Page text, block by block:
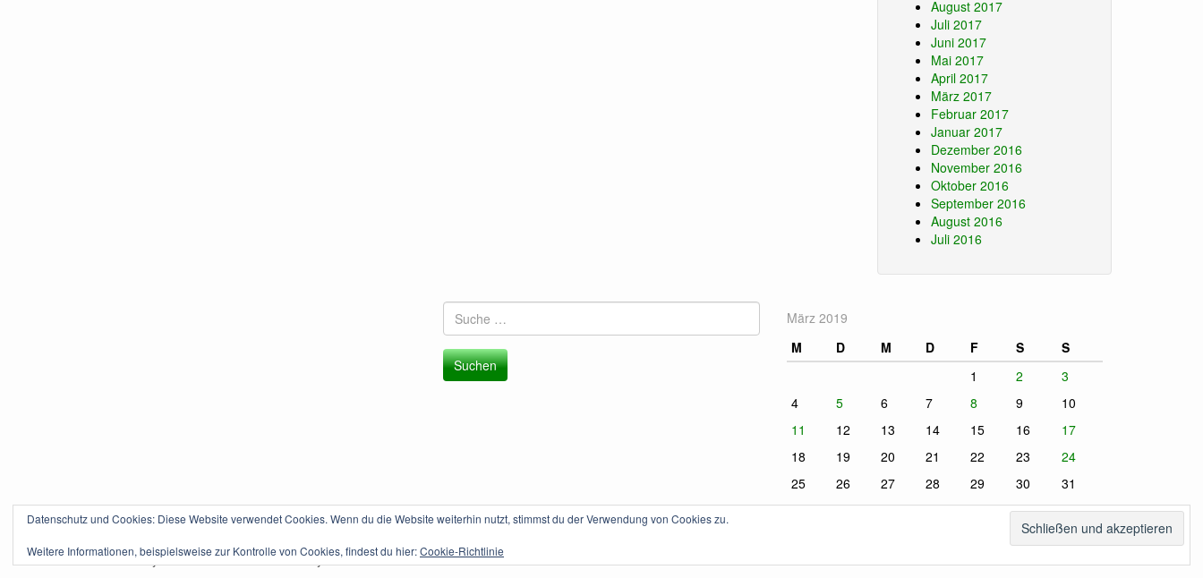
August 2017
Juli 2017
Juni 2017
Mai 2017
April 2017
März 2017
Februar 2017
Januar 2017
Dezember 2016
November 2016
Oktober 2016
September 2016
August 2016
Juli 2016
Suche
nach:
März 2019
M
D M D F S
S
1
2
3
4
5 6 7 8 9
10
11
12 13 14 15 16
17
18
19 20 21 22 23
24
25
26 27 28 29 30 31
Powered byWordPress. Theme Tikva byRalf Geschke.
Datenschutz und Cookies: Diese Website verwendet Cookies. Wenn du die Website weiterhin nutzt, stimmst du der Verwendung von Cookies zu.
Weitere Informationen, beispielsweise zur Kontrolle von Cookies, findest du hier:Cookie-Richtlinie